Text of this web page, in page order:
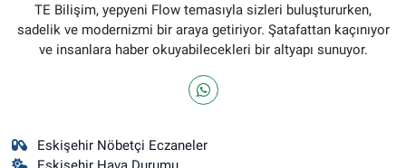
TE Bilişim, yepyeni Flow temasıyla sizleri buluştururken,
sadelik ve modernizmi bir araya getiriyor. Şatafattan kaçınıyor
ve insanlara haber okuyabilecekleri bir altyapı sunuyor.
Eskişehir Nöbetçi Eczaneler